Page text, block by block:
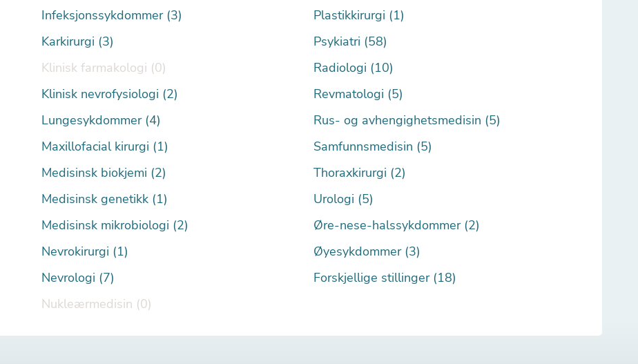
Infeksjonssykdommer (3)
Karkirurgi (3)
Klinisk farmakologi (0)
Klinisk nevrofysiologi (2)
Lungesykdommer (4)
Maxillofacial kirurgi (1)
Medisinsk biokjemi (2)
Medisinsk genetikk (1)
Medisinsk mikrobiologi (2)
Nevrokirurgi (1)
Nevrologi (7)
Nukleærmedisin (0)
Plastikkirurgi (1)
Psykiatri (58)
Radiologi (10)
Revmatologi (5)
Rus- og avhengighetsmedisin (5)
Samfunnsmedisin (5)
Thoraxkirurgi (2)
Urologi (5)
Øre-nese-halssykdommer (2)
Øyesykdommer (3)
Forskjellige stillinger (18)